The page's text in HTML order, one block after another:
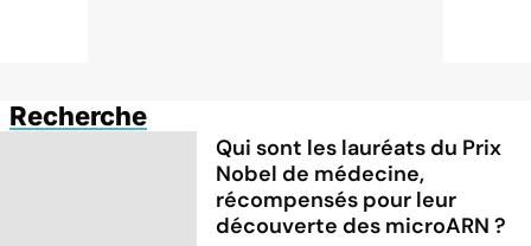
Recherche
Qui sont les lauréats du Prix
Nobel de médecine,
récompensés pour leur
découverte des microARN ?